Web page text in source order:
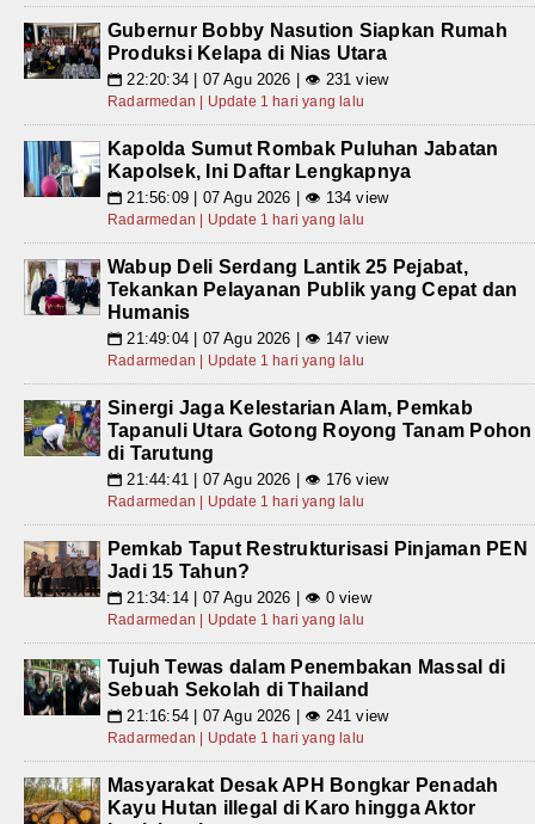
Gubernur Bobby Nasution Siapkan Rumah
Produksi Kelapa di Nias Utara
📅 22:20:34 | 07 Agu 2026 | 👁 231 view
Radarmedan | Update 1 hari yang lalu
Kapolda Sumut Rombak Puluhan Jabatan
Kapolsek, Ini Daftar Lengkapnya
📅 21:56:09 | 07 Agu 2026 | 👁 134 view
Radarmedan | Update 1 hari yang lalu
Wabup Deli Serdang Lantik 25 Pejabat,
Tekankan Pelayanan Publik yang Cepat dan
Humanis
📅 21:49:04 | 07 Agu 2026 | 👁 147 view
Radarmedan | Update 1 hari yang lalu
Sinergi Jaga Kelestarian Alam, Pemkab
Tapanuli Utara Gotong Royong Tanam Pohon
di Tarutung
📅 21:44:41 | 07 Agu 2026 | 👁 176 view
Radarmedan | Update 1 hari yang lalu
Pemkab Taput Restrukturisasi Pinjaman PEN
Jadi 15 Tahun?
📅 21:34:14 | 07 Agu 2026 | 👁 0 view
Radarmedan | Update 1 hari yang lalu
Tujuh Tewas dalam Penembakan Massal di
Sebuah Sekolah di Thailand
📅 21:16:54 | 07 Agu 2026 | 👁 241 view
Radarmedan | Update 1 hari yang lalu
Masyarakat Desak APH Bongkar Penadah
Kayu Hutan illegal di Karo hingga Aktor